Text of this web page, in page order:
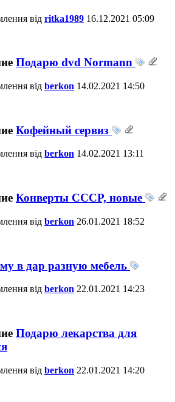
від ritka1989 16.12.2021 05:09
Подарю dvd Normann
від berkon 14.02.2021 14:50
Кофейный сервиз
від berkon 14.02.2021 13:11
Конверты СССР, новые
від berkon 26.01.2021 18:52
в дар разную мебель
від berkon 22.01.2021 14:23
Подарю лекарства для
від berkon 22.01.2021 14:20